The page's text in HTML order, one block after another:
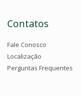
Contatos
Fale Conosco
Localização
Perguntas Frequentes